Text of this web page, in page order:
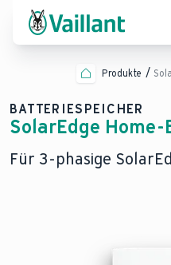
Produkte
BATTERIESPEICHER
SolarEdge
Für 3-phasige